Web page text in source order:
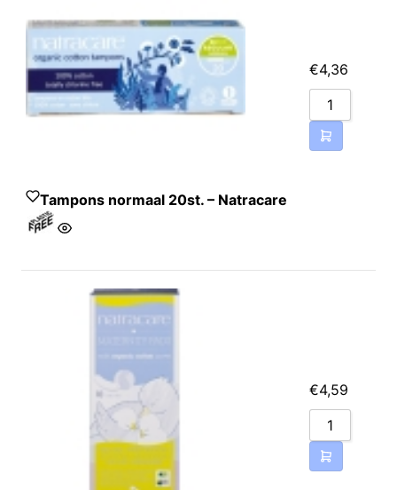
10 stuks, Biologische
alcohol 70%
(Cruydhof)30ml*, Heilwol
(Citysheep Nature)
gekaarde wol met wolvet,
helend voor rode billetjes,
shopper*(F), Extra:
Tampons normaal 20st. – Natracare
Katoen* 100%.
€4,36
€4,59